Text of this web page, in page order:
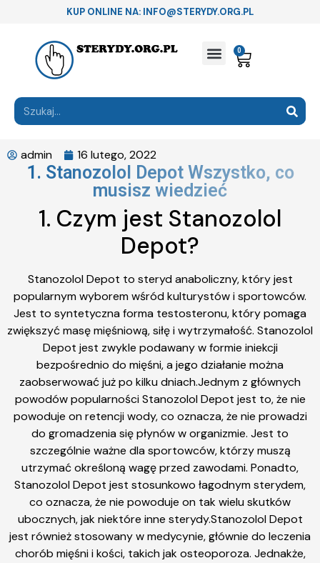
KUP ONLINE NA: INFO@STERYDY.ORG.PL
0
admin 16 lutego, 2022
1. Stanozolol Depot Wszystko, co
musisz wiedzieć
1. Czym jest Stanozolol
Depot?
Stanozolol Depot to steryd anaboliczny, który jest
popularnym wyborem wśród kulturystów i sportowców.
Jest to syntetyczna forma testosteronu, który pomaga
zwiększyć masę mięśniową, siłę i wytrzymałość. Stanozolol
Depot jest zwykle podawany w formie iniekcji
bezpośrednio do mięśni, a jego działanie można
zaobserwować już po kilku dniach.Jednym z głównych
powodów popularności Stanozolol Depot jest to, że nie
powoduje on retencji wody, co oznacza, że nie prowadzi
do gromadzenia się płynów w organizmie. Jest to
szczególnie ważne dla sportowców, którzy muszą
utrzymać określoną wagę przed zawodami. Ponadto,
Stanozolol Depot jest stosunkowo łagodnym sterydem,
co oznacza, że nie powoduje on tak wielu skutków
ubocznych, jak niektóre inne sterydy.Stanozolol Depot
jest również stosowany w medycynie, głównie do leczenia
chorób mięśni i kości, takich jak osteoporoza. Jednakże,